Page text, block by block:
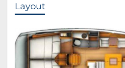
Layout